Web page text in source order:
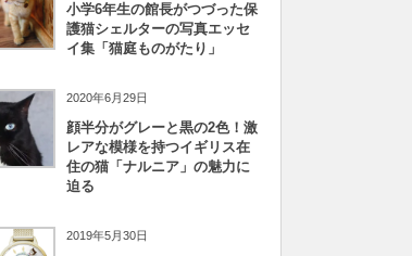
小学6年生の館長がつづった保
護猫シェルターの写真エッセ
イ集「猫庭ものがたり」
2020年6月29日
顔半分がグレーと黒の2色！激
レアな模様を持つイギリス在
住の猫「ナルニア」の魅力に
迫る
2019年5月30日